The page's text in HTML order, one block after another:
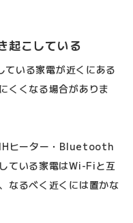
起こしている
いる家電が近くにある
くくなる場合がありま
IHヒーター・Bluetooth
ている家電はWi-Fiと互
なるべく近くには置かな